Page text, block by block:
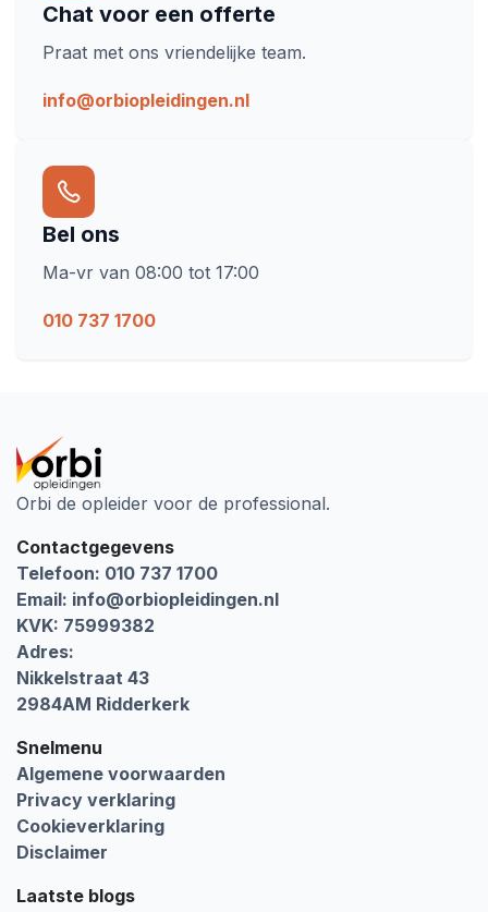
Chat voor een offerte
Praat met ons vriendelijke team.
info@orbiopleidingen.nl
Bel ons
Ma-vr van 08:00 tot 17:00
010 737 1700
Orbi de opleider voor de professional.
Contactgegevens
Telefoon: 010 737 1700
Email: info@orbiopleidingen.nl
KVK: 75999382
Adres:
Nikkelstraat 43
2984AM Ridderkerk
Snelmenu
Algemene voorwaarden
Privacy verklaring
Cookieverklaring
Disclaimer
Laatste blogs